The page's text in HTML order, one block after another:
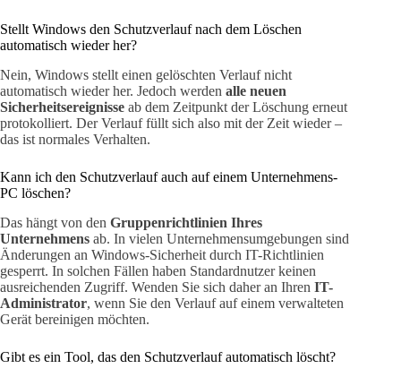
Stellt Windows den Schutzverlauf nach dem Löschen
automatisch wieder her?
Nein, Windows stellt einen gelöschten Verlauf nicht
automatisch wieder her. Jedoch werden alle neuen
Sicherheitsereignisse ab dem Zeitpunkt der Löschung erneut
protokolliert. Der Verlauf füllt sich also mit der Zeit wieder –
das ist normales Verhalten.
Kann ich den Schutzverlauf auch auf einem Unternehmens-
PC löschen?
Das hängt von den Gruppenrichtlinien Ihres
Unternehmens ab. In vielen Unternehmensumgebungen sind
Änderungen an Windows-Sicherheit durch IT-Richtlinien
gesperrt. In solchen Fällen haben Standardnutzer keinen
ausreichenden Zugriff. Wenden Sie sich daher an Ihren IT-
Administrator, wenn Sie den Verlauf auf einem verwalteten
Gerät bereinigen möchten.
Gibt es ein Tool, das den Schutzverlauf automatisch löscht?